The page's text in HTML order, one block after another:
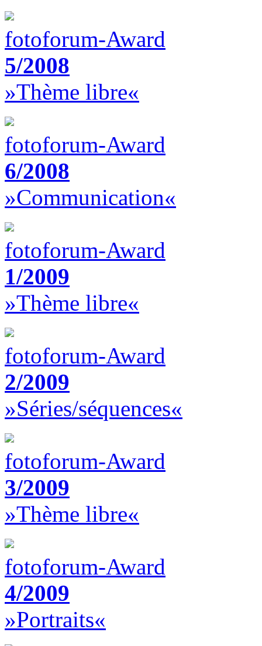
fotoforum-Award
5/2008
»Thème libre«
fotoforum-Award
6/2008
»Communication«
fotoforum-Award
1/2009
»Thème libre«
fotoforum-Award
2/2009
»Séries/séquences«
fotoforum-Award
3/2009
»Thème libre«
fotoforum-Award
4/2009
»Portraits«